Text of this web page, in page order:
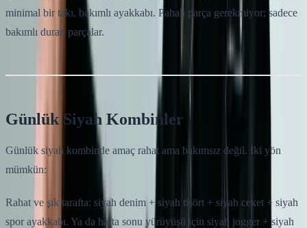
minimal bir takı, bakımlı ayakkabı. Pahalı parça gerekmiyor; sadece
bakımlı duran parçalar.
Günlük Siyah Kombinler
Günlük siyah kombinde amaç rahat ama bakımsız değil. İki yön
mümkün:
Rahat ve şık tarafta: siyah denim + siyah tişört + siyah ceket + siyah
spor ayakkabı. Ya da hafta sonu yürüyüşü için siyah jogger + siyah